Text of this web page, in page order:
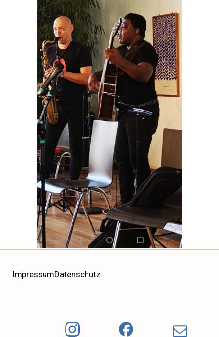
ImpressumDatenschutz